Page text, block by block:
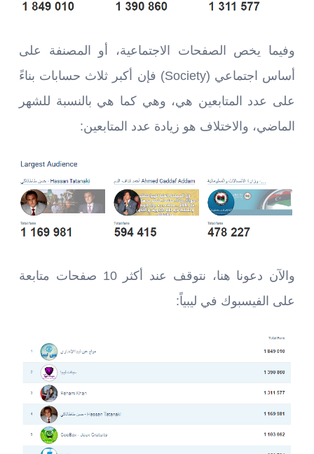
وفيما يخص الصفحات الاجتماعية، أو المصنفة على
أساس اجتماعي (Society) فإن أكبر ثلاث حسابات بناءً
على عدد المتابعين هي، وهي كما هي بالنسبة للشهر
الماضي، والاختلاف هو زيادة عدد المتابعين:
والآن دعونا هنا، نتوقف عند أكثر 10 صفحات متابعة
على الفيسبوك في ليبياً: